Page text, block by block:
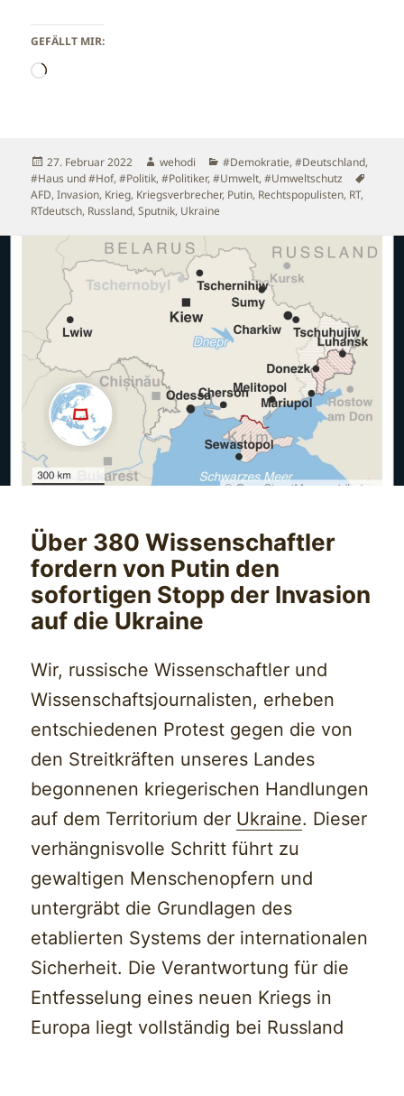
GEFÄLLT MIR:
Wird
Veröffentlicht
am
27. Februar 2022 Autor
wehodi Kategorien
#Demokratie,#Deutschland,
#Haus und #Hof,#Politik,#Politiker,#Umwelt,#Umweltschutz
AFD,Invasion, Krieg, Kriegsverbrecher, Putin, Rechtspopulisten, RT,
RTdeutsch, Russland,Sputnik, Ukraine
Über 380 Wissenschaftler
fordern von Putin den
sofortigen Stopp der Invasion
auf die Ukraine
Wir, russische Wissenschaftler und
Wissenschaftsjournalisten, erheben
entschiedenen Protest gegen die von
den Streitkräften unseres Landes
begonnenen kriegerischen Handlungen
auf dem Territorium der Ukraine. Dieser
verhängnisvolle Schritt führt zu
gewaltigen Menschenopfern und
untergräbt die Grundlagen des
etablierten Systems der internationalen
Sicherheit. Die Verantwortung für die
Entfesselung eines neuen Kriegs in
Europa liegt vollständig bei Russland